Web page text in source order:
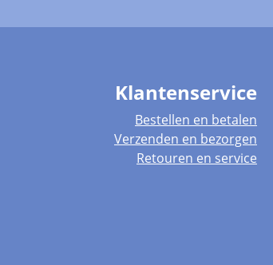
Klantenservice
Bestellen en betalen
Verzenden en bezorgen
Retouren en service